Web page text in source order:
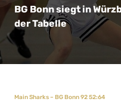
BG Bonn siegt in
der Tabelle
Main Sharks – BG Bonn 92 52:64